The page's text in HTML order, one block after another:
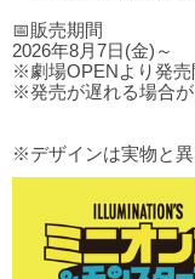
📅販売期間
2026年8月7日(金)～
※劇場OPENより発売
※発売が遅れる場合が
※デザインは実物と異